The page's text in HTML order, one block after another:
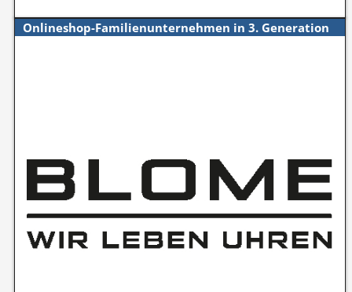
Onlineshop-Familienunternehmen in 3. Generation